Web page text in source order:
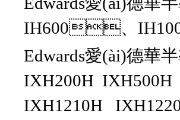
IH600、
Edwards愛(ài)德華
IXH200H
IXH1210H